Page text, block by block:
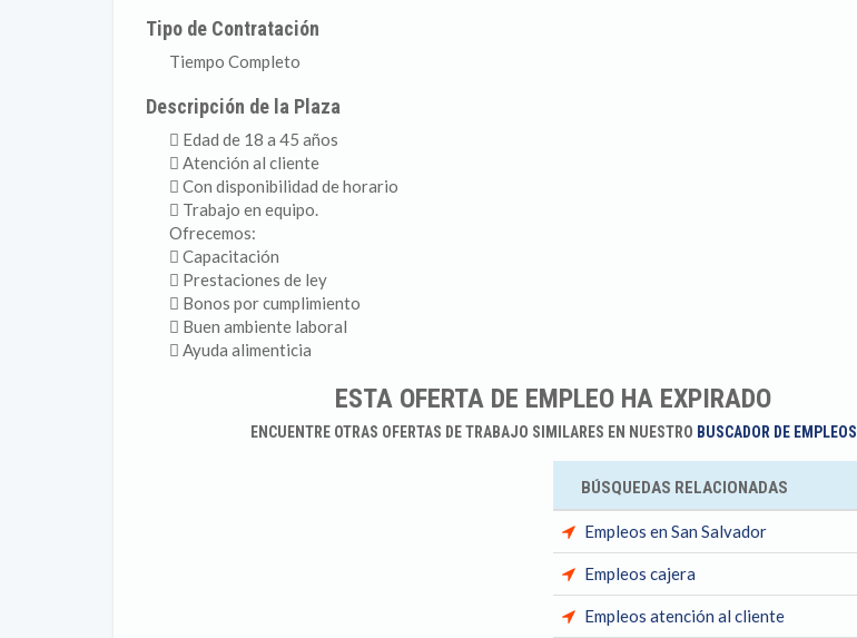
Tipo de Contratación
Tiempo Completo
Descripción de la Plaza
 Edad de 18 a 45 años
 Atención al cliente
 Con disponibilidad de horario
 Trabajo en equipo.
Ofrecemos:
 Capacitación
 Prestaciones de ley
 Bonos por cumplimiento
 Buen ambiente laboral
 Ayuda alimenticia
ESTA OFERTA DE EMPLEO HA EXPIRADO
ENCUENTRE OTRAS OFERTAS DE TRABAJO SIMILARES EN NUESTRO BUSCADOR DE EMPLEOS
BÚSQUEDAS RELACIONADAS
Empleos en San Salvador
Empleos cajera
Empleos atención al cliente